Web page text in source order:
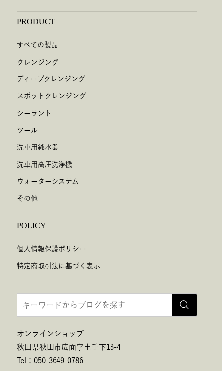
PRODUCT
すべての製品
クレンジング
ディープクレンジング
スポットクレンジング
シーラント
ツール
洗車用純水器
洗車用高圧洗浄機
ウォーターシステム
その他
POLICY
個人情報保護ポリシー
特定商取引法に基づく表示
オンラインショップ
秋田県秋田市広面字土手下13-4
Tel：050-3649-0786